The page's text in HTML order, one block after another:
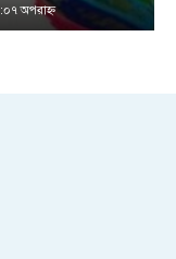
অপরাহ্ণ